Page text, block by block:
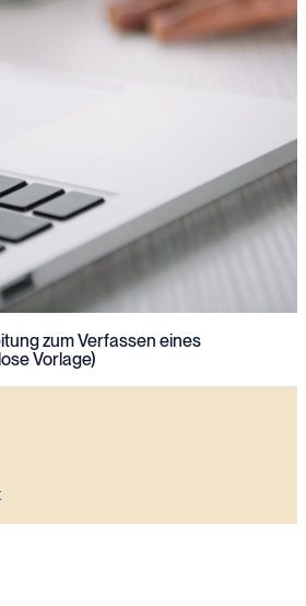
zum Verfassen eines
Vorlage)